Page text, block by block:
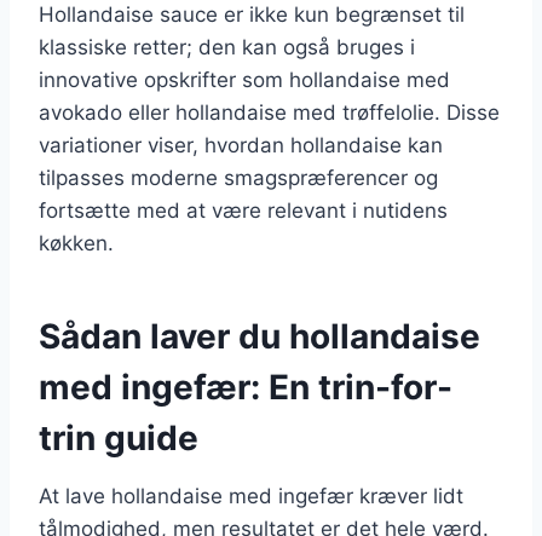
Hollandaise sauce er ikke kun begrænset til
klassiske retter; den kan også bruges i
innovative opskrifter som hollandaise med
avokado eller hollandaise med trøffelolie. Disse
variationer viser, hvordan hollandaise kan
tilpasses moderne smagspræferencer og
fortsætte med at være relevant i nutidens
køkken.
Sådan laver du hollandaise
med ingefær: En trin-for-
trin guide
At lave hollandaise med ingefær kræver lidt
tålmodighed, men resultatet er det hele værd.